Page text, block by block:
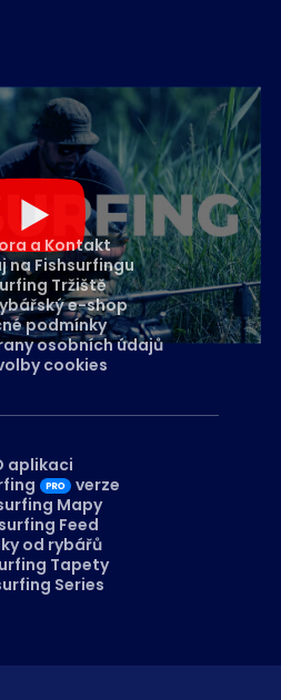
a Kontakt
na Fishsurfingu
Tržiště
e-shop
podmínky
osobních údajů
cookies
aplikaci
verze
Mapy
Feed
od rybářů
Tapety
Series